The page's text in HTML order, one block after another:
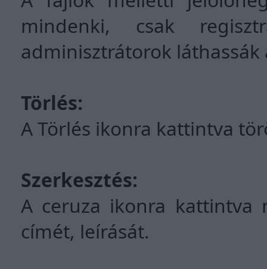
mindenki, csak
adminisztrátorok
Törlés:
A Törlés ikonra kattintva
Szerkesztés:
A ceruza ikonra kattintva
címét, leírását.